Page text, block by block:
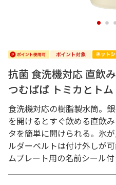
1 2
抗菌 食洗機対応 直飲
つむぱぱ トミカとト
食洗機対応の樹脂製水筒。
を開けるとすぐ飲める直飲
タを簡単に開けられる。氷
ルダーベルトは付け外しが
ムプレート用の名前シール付